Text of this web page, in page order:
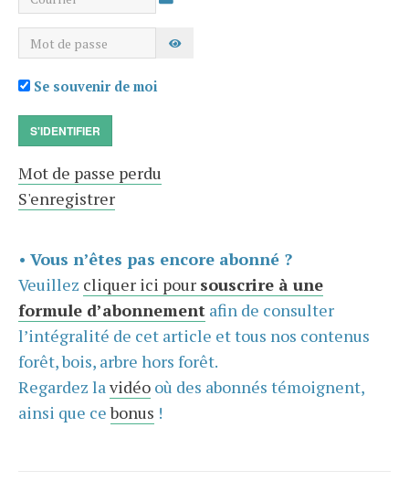
Mot de passe AFFICHER LE MOT DE PASSE
Se souvenir de moi
S'IDENTIFIER
Mot de passe perdu
S'enregistrer
• Vous n’êtes pas encore abonné ?
Veuillez cliquer ici pour souscrire à une
formule d’abonnement afin de consulter
l’intégralité de cet article et tous nos contenus
forêt, bois, arbre hors forêt.
Regardez lavidéo où des abonnés témoignent,
ainsi que cebonus !